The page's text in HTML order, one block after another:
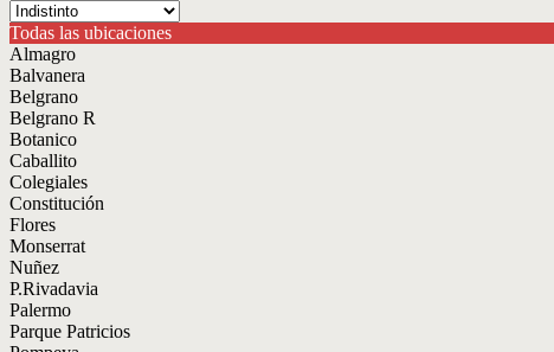
Todas las ubicaciones
Almagro
Balvanera
Belgrano
Belgrano R
Botanico
Caballito
Colegiales
Constitución
Flores
Monserrat
Nuñez
P.Rivadavia
Palermo
Parque Patricios